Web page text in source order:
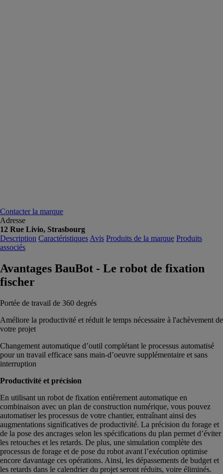
Contacter la marque
Adresse
12 Rue Livio, Strasbourg
Description Caractéristiques Avis Produits de la marque Produits
associés
Avantages BauBot - Le robot de fixation
fischer
Portée de travail de 360 degrés
Améliore la productivité et réduit le temps nécessaire à l'achèvement de
votre projet
Changement automatique d’outil complétant le processus automatisé
pour un travail efficace sans main-d’oeuvre supplémentaire et sans
interruption
Productivité et précision
En utilisant un robot de fixation entièrement automatique en
combinaison avec un plan de construction numérique, vous pouvez
automatiser les processus de votre chantier, entraînant ainsi des
augmentations significatives de productivité. La précision du forage et
de la pose des ancrages selon les spécifications du plan permet d’éviter
les retouches et les retards. De plus, une simulation complète des
processus de forage et de pose du robot avant l’exécution optimise
encore davantage ces opérations. Ainsi, les dépassements de budget et
les retards dans le calendrier du projet seront réduits, voire éliminés.